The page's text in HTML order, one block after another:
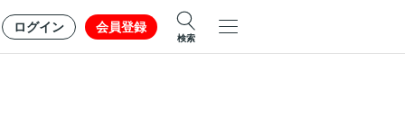
ログイン 会員登録
検索